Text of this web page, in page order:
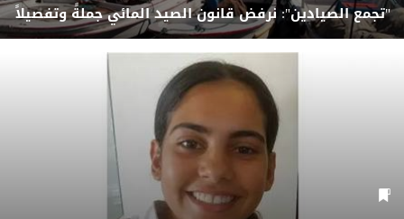
"تجمع الصيادين": نرفض قانون الصيد المائي جملةً وتفصيلاً